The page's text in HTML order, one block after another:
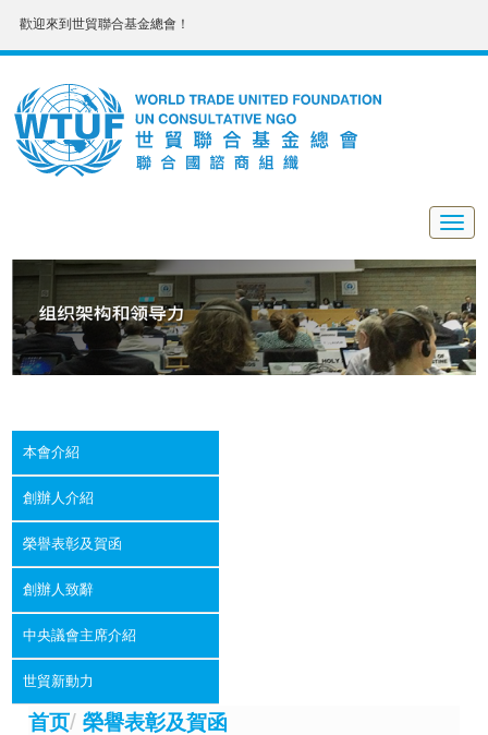
歡迎來到世貿聯合基金總會！
本會介紹
創辦人介紹
榮譽表彰及賀函
創辦人致辭
中央議會主席介紹
世貿新動力
首页/榮譽表彰及賀函